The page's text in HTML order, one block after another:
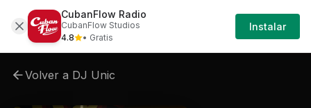
Artistas Dj-unic Dj-unic-mas-bonito
Volver a DJ Unic
CubanFlow Radio
CubanFlow Studios
4.8
• Gratis
Instalar